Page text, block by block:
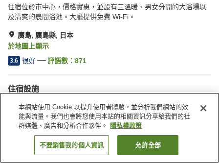
住宿位於市中心，價格實惠，並設有三溫暖、男女分開的大浴場以
及清爽的晨間浴池。大廳提供免費 Wi-Fi。
廣島, 廣島縣, 日本
於地圖上顯示
3.6 很好 評語數： 871
住宿設施
三溫暖
Spa／美容沙龍
餐廳
自動販賣機
找客房
本網站使用 Cookie 以提升使用者體驗，並分析我們網站的效
能與流量。我們也會將您使用本站的相關資訊分享給我們的社
群媒體、廣告和分析合作夥伴。
隱私權政策
不要銷售我的個人資訊 允許全部